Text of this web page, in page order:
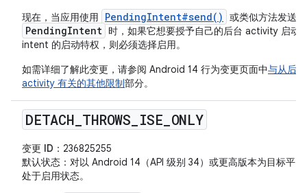
现在，当应用使用
PendingIntent#send() 或类似方法发送
PendingIntent 时，如果它想要授予自己的后台 activity 启动
intent 的启动特权，则必须选择启用。
如需详细了解此变更，请参阅 Android 14 行为变更页面中与从后
activity 有关的其他限制部分。
DETACH THROWS ISE ONLY
变更 ID ：236825255
默认状态 ：对以 Android 14（API 级别 34）或更高版本为目标平
处于启用状态。